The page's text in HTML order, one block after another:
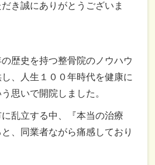
き誠にありがとうございま
歴史を持つ整骨院のノウハウ
、人生１００年時代を健康に
思いで開院しました。
乱立する中、『本当の治療
、同業者ながら痛感しており